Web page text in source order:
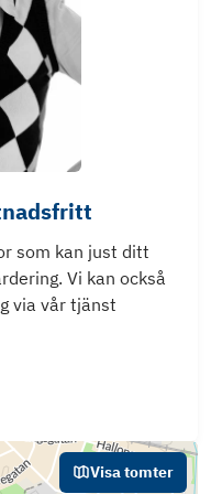
som kan just ditt
Vi kan också
via vår tjänst
Visa tomter